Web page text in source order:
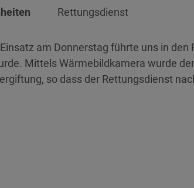
Rettungsdienst
am Donnerstag führte uns in
Mittels Wärmebildkamera wurde
so dass der Rettungsdienst